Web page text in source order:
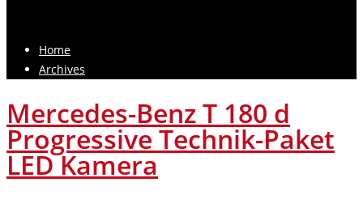
Home
Archives
Mercedes-Benz T 180 d
Progressive Technik-Paket
LED Kamera